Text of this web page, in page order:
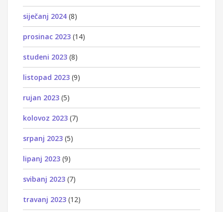
siječanj 2024 (8)
prosinac 2023 (14)
studeni 2023 (8)
listopad 2023 (9)
rujan 2023 (5)
kolovoz 2023 (7)
srpanj 2023 (5)
lipanj 2023 (9)
svibanj 2023 (7)
travanj 2023 (12)